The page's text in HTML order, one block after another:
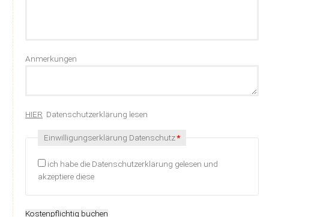
Anmerkungen
HIER Datenschutzerklärung lesen
Pflichtfeld
Einwilligungserklärung Datenschutz*
ich habe die Datenschutzerklärung gelesen und
akzeptiere diese
Kostenpflichtig buchen